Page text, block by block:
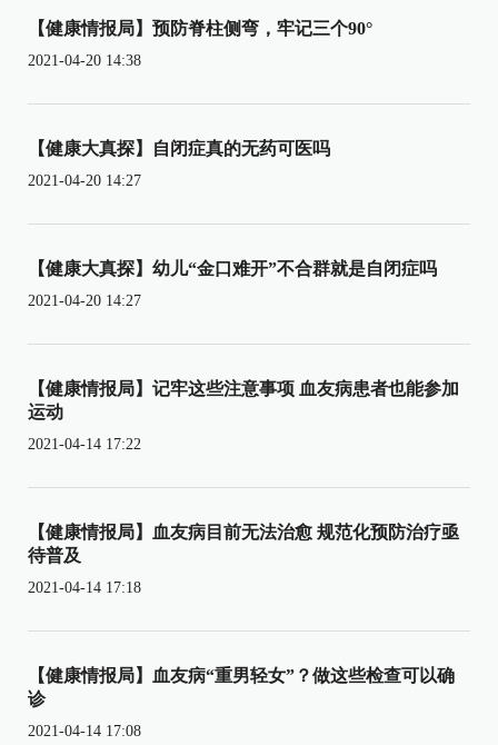
【健康情报局】预防脊柱侧弯，牢记三个90°
2021-04-20 14:38
【健康大真探】自闭症真的无药可医吗
2021-04-20 14:27
【健康大真探】幼儿“金口难开”不合群就是自闭症吗
2021-04-20 14:27
【健康情报局】记牢这些注意事项 血友病患者也能参加
运动
2021-04-14 17:22
【健康情报局】血友病目前无法治愈 规范化预防治疗亟
待普及
2021-04-14 17:18
【健康情报局】血友病“重男轻女”？做这些检查可以确
诊
2021-04-14 17:08